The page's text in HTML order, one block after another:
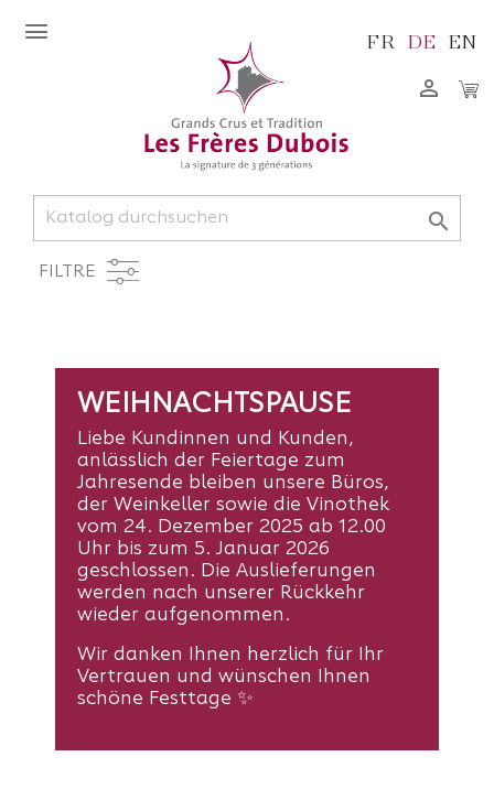
FR DE EN


FILTRE
WEIHNACHTSPAUSE
Liebe Kundinnen und Kunden,
anlässlich der Feiertage zum
Jahresende bleiben unsere Büros,
der Weinkeller sowie die Vinothek
vom 24. Dezember 2025 ab 12.00
Uhr bis zum 5. Januar 2026
geschlossen. Die Auslieferungen
werden nach unserer Rückkehr
wieder aufgenommen.
Wir danken Ihnen herzlich für Ihr
Vertrauen und wünschen Ihnen
schöne Festtage ✨